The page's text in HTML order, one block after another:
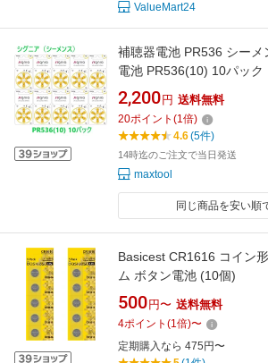
ValueMart24
補聴器電池 PR536 シーメ
電池 PR536(10) 10パック
2,200 円 送料無料
20ポイント (1倍)
4.6(5件)
14時迄のご注文で当日発送
maxtool
同じ商品を安い順
Basicest CR1616 コイン
ム ボタン電池 (10個)
500 円〜 送料無料
4ポイント (1倍)〜
定期購入なら 475円〜